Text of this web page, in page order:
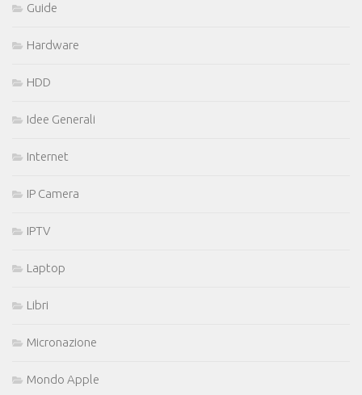
Guide
Hardware
HDD
Idee Generali
Internet
IP Camera
IPTV
Laptop
Libri
Micronazione
Mondo Apple